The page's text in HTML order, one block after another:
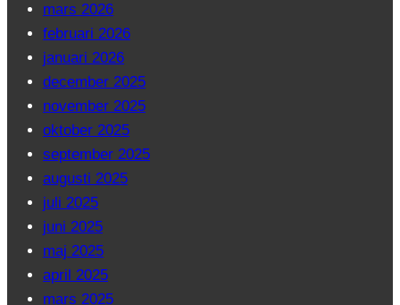
mars 2026
februari 2026
januari 2026
december 2025
november 2025
oktober 2025
september 2025
augusti 2025
juli 2025
juni 2025
maj 2025
april 2025
mars 2025